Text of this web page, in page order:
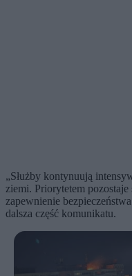
„Służby kontynuują
ziemi. Priorytetem
zapewnienie
dalsza część komunikatu.